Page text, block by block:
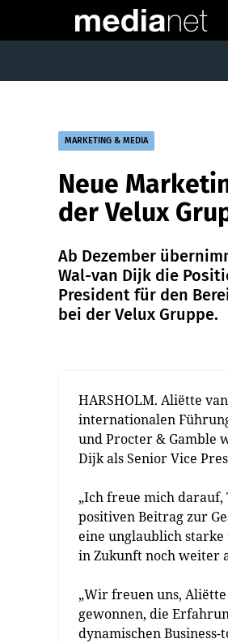
MARKETING & MEDIA
Neue
der Velux
Ab Dezember
Wal-van Dijk die
President für den
bei der Velux Gruppe.
HARSHOLM. Aliëtte
internationalen
und Procter & Gamble
Dijk als Senior Vice
„Ich freue mich darauf,
positiven Beitrag zur
eine unglaublich
in Zukunft noch weiter
„Wir freuen uns,
gewonnen, die
dynamischen